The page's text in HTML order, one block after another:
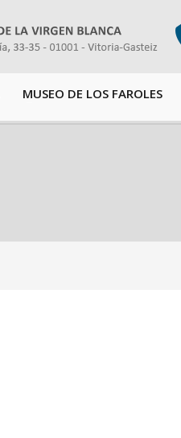
MUSEO DE LOS FAROLES